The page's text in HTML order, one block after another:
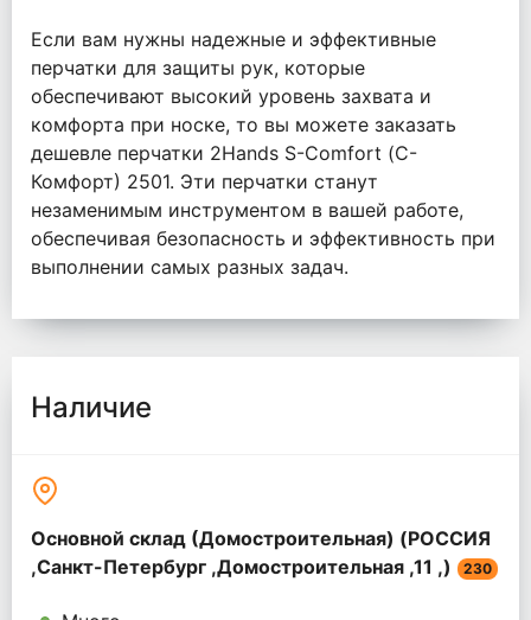
Если вам нужны надежные и эффективные
перчатки для защиты рук, которые
обеспечивают высокий уровень захвата и
комфорта при носке, то вы можете заказать
дешевле перчатки 2Hands S-Comfort (С-
Комфорт) 2501. Эти перчатки станут
незаменимым инструментом в вашей работе,
обеспечивая безопасность и эффективность при
выполнении самых разных задач.
Наличие
Основной склад (Домостроительная) (РОССИЯ
,Санкт-Петербург ,Домостроительная ,11 ,)
230